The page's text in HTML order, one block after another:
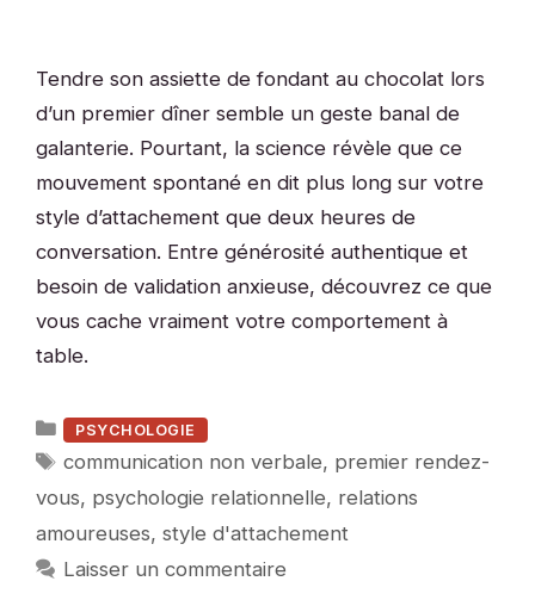
Tendre son assiette de fondant au chocolat lors
d’un premier dîner semble un geste banal de
galanterie. Pourtant, la science révèle que ce
mouvement spontané en dit plus long sur votre
style d’attachement que deux heures de
conversation. Entre générosité authentique et
besoin de validation anxieuse, découvrez ce que
vous cache vraiment votre comportement à
table.
Catégories
PSYCHOLOGIE
Étiquettes
communication non verbale, premier rendez-
vous, psychologie relationnelle, relations
amoureuses, style d'attachement
Laisser un commentaire